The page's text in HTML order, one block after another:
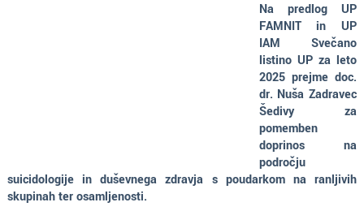
Na predlog UP
FAMNIT in UP
IAM Svečano
listino UP za leto
2025 prejme doc.
dr. Nuša Zadravec
Šedivy za
pomemben
doprinos na
področju
suicidologije in duševnega zdravja s poudarkom na ranljivih
skupinah ter osamljenosti.